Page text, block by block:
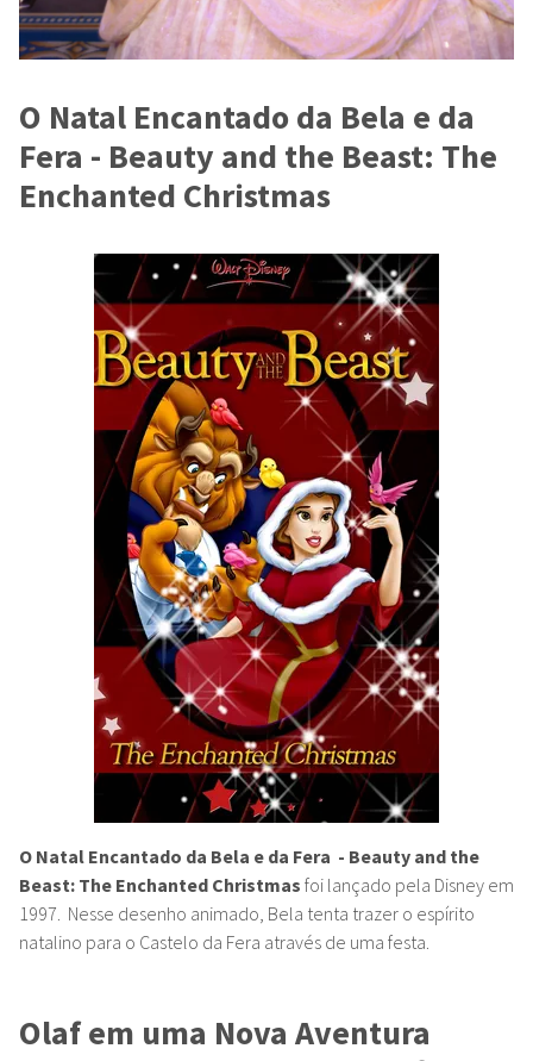
O Natal Encantado da Bela e da
Fera - Beauty and the Beast: The
Enchanted Christmas
O Natal Encantado da Bela e da Fera - Beauty and the
Beast: The Enchanted Christmas foi lançado pela Disney em
1997. Nesse desenho animado, Bela tenta trazer o espírito
natalino para o Castelo da Fera através de uma festa.
Olaf em uma Nova Aventura